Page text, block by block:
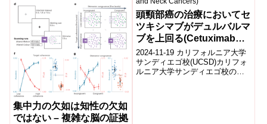
集中力の欠如は知性の欠如
ではない – 複雑な脳の証拠
頭頸部癌の治療においてセ
ツキシマブがデュルバルマ
ブを上回る(Cetuximab
Outperforms Durvalumab
in Treatment of Head and
Neck Cancers)
2024-11-19 カリフォルニア大学
サンディエゴ校(UCSD)カリフォ
ルニア大学サンディエゴ校の研